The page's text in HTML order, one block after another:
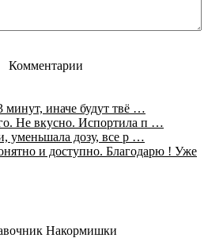
Комментарии
минут, иначе будут твё …
Не вкусно. Испортила п …
уменьшала дозу, все р …
и доступно. Благодарю ! Уже
Накормишки